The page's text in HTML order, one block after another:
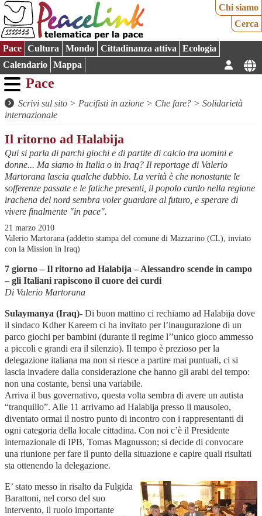
Chi siamo
Cerca
Pace Cultura Mondo Cittadinanza attiva
Ecologia
Calendario
Mappa
Pace
Scrivi sul sito > Pacifisti in azione > Che fare? >Solidarietà
internazionale
Il ritorno ad Halabija
Qui si parla di parchi giochi e di partite di calcio tra uomini e
donne... Ma siamo in Italia o in Iraq? Il reportage di Valerio
Martorana lascia qualche dubbio. La verità è che nonostante le
sofferenze passate e le fatiche presenti, il popolo curdo nella regione
irachena del nord sembra voler guardare al futuro, e sperare di
vivere finalmente "in pace".
21 marzo 2010
Valerio Martorana (addetto stampa del comune di Mazzarino (CL), inviato
con la Mission in Iraq)
7 giorno – Il ritorno ad Halabija – Alessandro scende in campo
– gli Italiani rapiscono il cuore dei curdi
Di Valerio Martorana
Sulaymanya (Iraq)- Di buon mattino ci rechiamo ad Halabija dove
il sindaco Kdher Kareem ci ha invitato per l’inaugurazione di un
parco giochi per bambini (durante il regime l’’unico gioco ammesso
a piccoli e grandi era il silenzio). Il tempo è prezioso per la
delegazione italiana ma non si riesce a partire mai puntuali, ci si
lascia invadere dalla considerazione che hanno gli arabi del tempo:
non una costante, bensì una variabile.
Arriva il bus governativo, questa volta sembra di avere un autista
“tranquillo”. Alle 11 arrivamo ad Halabija presso il mausoleo,
diventato ormai il nostro punto di incontro con i rappresentanti di
ogni categoria della locale cittadina. Con noi c’è il Presidente
internazionale di IPB, Tomas Magnusson; si decide di convocare
una riunione per fare il punto della situazione e capire quali risultati
sta ottenendo la delegazione.
E’ stato messo in risalto da Fulgida
Barattoni, nel corso del suo
intervento, il ruolo importante